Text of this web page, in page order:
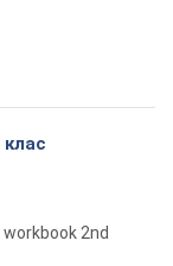
workbook 2nd